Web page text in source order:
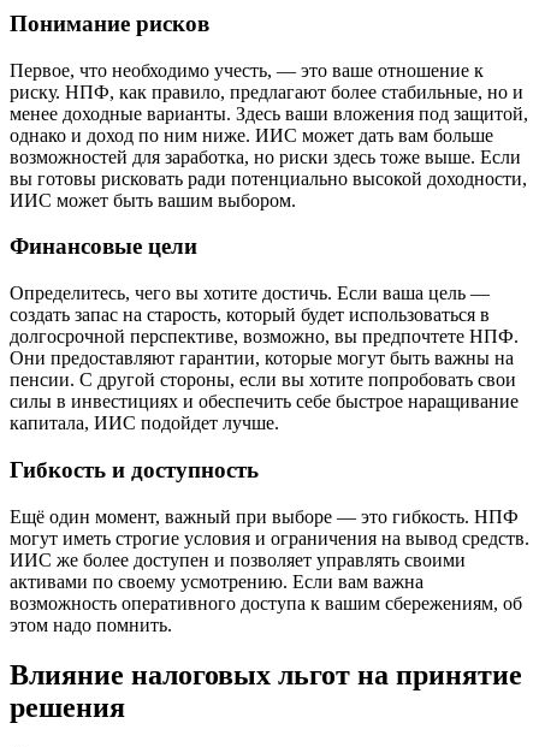
Понимание рисков
Первое, что необходимо учесть, — это ваше отношение к
риску. НПФ, как правило, предлагают более стабильные, но и
менее доходные варианты. Здесь ваши вложения под защитой,
однако и доход по ним ниже. ИИС может дать вам больше
возможностей для заработка, но риски здесь тоже выше. Если
вы готовы рисковать ради потенциально высокой доходности,
ИИС может быть вашим выбором.
Финансовые цели
Определитесь, чего вы хотите достичь. Если ваша цель —
создать запас на старость, который будет использоваться в
долгосрочной перспективе, возможно, вы предпочтете НПФ.
Они предоставляют гарантии, которые могут быть важны на
пенсии. С другой стороны, если вы хотите попробовать свои
силы в инвестициях и обеспечить себе быстрое наращивание
капитала, ИИС подойдет лучше.
Гибкость и доступность
Ещё один момент, важный при выборе — это гибкость. НПФ
могут иметь строгие условия и ограничения на вывод средств.
ИИС же более доступен и позволяет управлять своими
активами по своему усмотрению. Если вам важна
возможность оперативного доступа к вашим сбережениям, об
этом надо помнить.
Влияние налоговых льгот на принятие
решения